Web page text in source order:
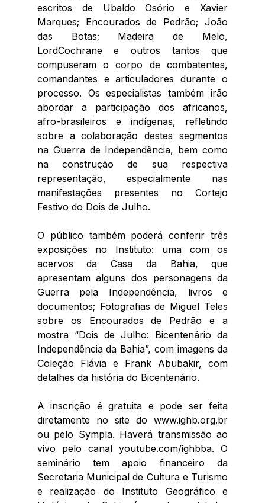
escritos de Ubaldo Osório e Xavier
Marques; Encourados de Pedrão; João
das Botas; Madeira de Melo,
LordCochrane e outros tantos que
compuseram o corpo de combatentes,
comandantes e articuladores durante o
processo. Os especialistas também irão
abordar a participação dos africanos,
afro-brasileiros e indígenas, refletindo
sobre a colaboração destes segmentos
na Guerra de Independência, bem como
na construção de sua respectiva
representação, especialmente nas
manifestações presentes no Cortejo
Festivo do Dois de Julho.
O público também poderá conferir três
exposições no Instituto: uma com os
acervos da Casa da Bahia, que
apresentam alguns dos personagens da
Guerra pela Independência, livros e
documentos; Fotografias de Miguel Teles
sobre os Encourados de Pedrão e a
mostra “Dois de Julho: Bicentenário da
Independência da Bahia”, com imagens da
Coleção Flávia e Frank Abubakir, com
detalhes da história do Bicentenário.
A inscrição é gratuita e pode ser feita
diretamente no site do www.ighb.org.br
ou pelo Sympla. Haverá transmissão ao
vivo pelo canal youtube.com/ighbba. O
seminário tem apoio financeiro da
Secretaria Municipal de Cultura e Turismo
e realização do Instituto Geográfico e